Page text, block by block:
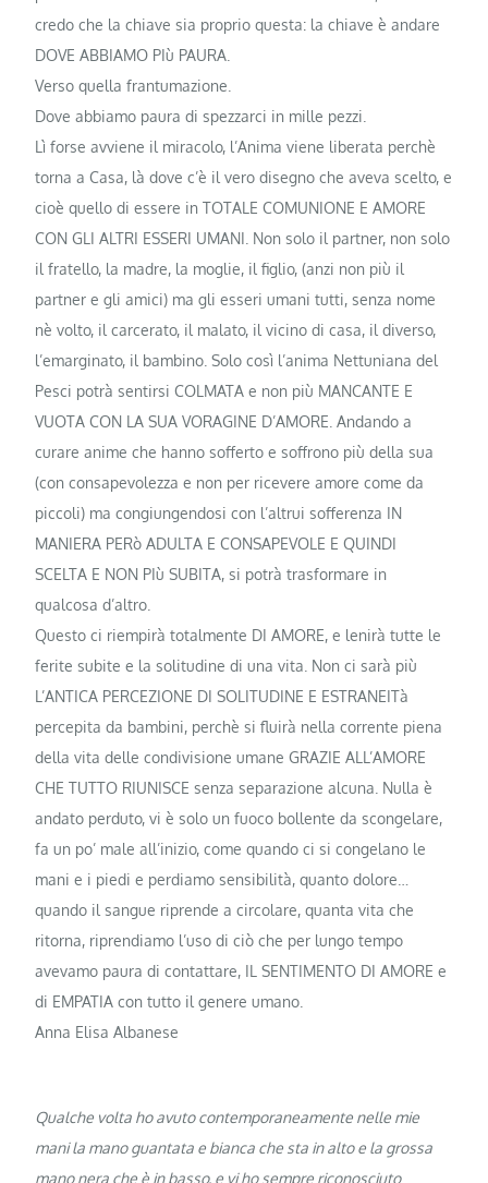
credo che la chiave sia proprio questa: la chiave è andare
DOVE ABBIAMO PIù PAURA.
Verso quella frantumazione.
Dove abbiamo paura di spezzarci in mille pezzi.
Lì forse avviene il miracolo, l’Anima viene liberata perchè
torna a Casa, là dove c’è il vero disegno che aveva scelto, e
cioè quello di essere in TOTALE COMUNIONE E AMORE
CON GLI ALTRI ESSERI UMANI. Non solo il partner, non solo
il fratello, la madre, la moglie, il figlio, (anzi non più il
partner e gli amici) ma gli esseri umani tutti, senza nome
nè volto, il carcerato, il malato, il vicino di casa, il diverso,
l’emarginato, il bambino. Solo così l’anima Nettuniana del
Pesci potrà sentirsi COLMATA e non più MANCANTE E
VUOTA CON LA SUA VORAGINE D’AMORE. Andando a
curare anime che hanno sofferto e soffrono più della sua
(con consapevolezza e non per ricevere amore come da
piccoli) ma congiungendosi con l’altrui sofferenza IN
MANIERA PERò ADULTA E CONSAPEVOLE E QUINDI
SCELTA E NON PIù SUBITA, si potrà trasformare in
qualcosa d’altro.
Questo ci riempirà totalmente DI AMORE, e lenirà tutte le
ferite subite e la solitudine di una vita. Non ci sarà più
L’ANTICA PERCEZIONE DI SOLITUDINE E ESTRANEITà
percepita da bambini, perchè si fluirà nella corrente piena
della vita delle condivisione umane GRAZIE ALL’AMORE
CHE TUTTO RIUNISCE senza separazione alcuna. Nulla è
andato perduto, vi è solo un fuoco bollente da scongelare,
fa un po’ male all’inizio, come quando ci si congelano le
mani e i piedi e perdiamo sensibilità, quanto dolore…
quando il sangue riprende a circolare, quanta vita che
ritorna, riprendiamo l’uso di ciò che per lungo tempo
avevamo paura di contattare, IL SENTIMENTO DI AMORE e
di EMPATIA con tutto il genere umano.
Anna Elisa Albanese
Qualche volta ho avuto contemporaneamente nelle mie
mani la mano guantata e bianca che sta in alto e la grossa
mano nera che è in basso, e vi ho sempre riconosciuto